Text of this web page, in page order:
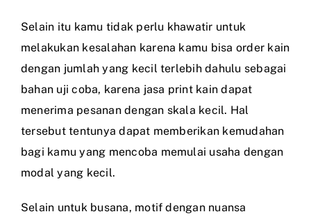
Selain itu kamu tidak perlu khawatir untuk
melakukan kesalahan karena kamu bisa order kain
dengan jumlah yang kecil terlebih dahulu sebagai
bahan uji coba, karena jasa print kain dapat
menerima pesanan dengan skala kecil. Hal
tersebut tentunya dapat memberikan kemudahan
bagi kamu yang mencoba memulai usaha dengan
modal yang kecil.
Selain untuk busana, motif dengan nuansa